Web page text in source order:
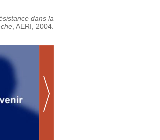
dans la
, AERI, 2004.